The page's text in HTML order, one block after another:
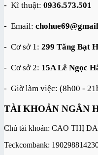
- Kĩ thuật: 0936.573.501
- Email:
- Cơ sở 1: 299 Tăng Bạt
- Cơ sở 2: 15A Lê Ngọc
- Giờ làm việc: (8h00 -
TÀI KHOẢN NGÂN
Chủ tài khoản: CAO THỊ
Teckcombank: